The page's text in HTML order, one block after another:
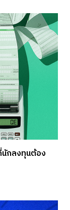
นักลงทุนต้อง